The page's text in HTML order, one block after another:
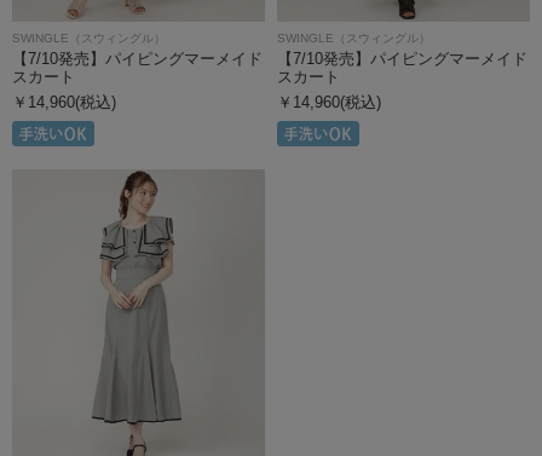
SWINGLE（スウィングル）
【7/10発売】パイピングマーメイド
スカート
￥14,960(税込)
SWINGLE（スウィングル）
【7/10発売】パイピングマーメイド
スカート
￥14,960(税込)